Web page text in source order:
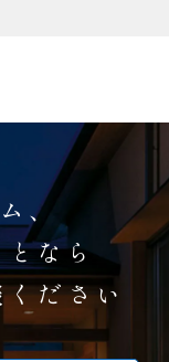
、
なら
ださい